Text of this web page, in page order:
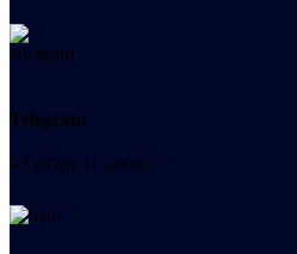
Telegram
+7 (978) 515-999-7